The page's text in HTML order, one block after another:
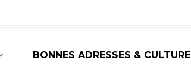
BONNES ADRESSES & CULTURE